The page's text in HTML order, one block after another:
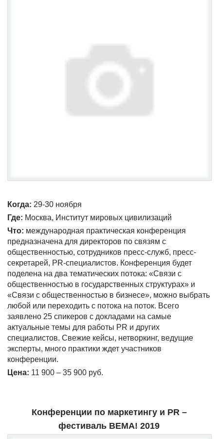
Когда: 29-30 ноября
Где: Москва, Институт мировых цивилизаций
Что: международная практическая конференция
предназначена для директоров по связям с
общественностью, сотрудников пресс-служб, пресс-
секретарей, PR-специалистов. Конференция будет
поделена на два тематических потока: «Связи с
общественностью в государственных структурах» и
«Связи с общественностью в бизнесе», можно выбрать
любой или переходить с потока на поток. Всего
заявлено 25 спикеров с докладами на самые
актуальные темы для работы PR и других
специалистов. Свежие кейсы, нетворкинг, ведущие
эксперты, много практики ждет участников
конференции.
Цена: 11 900 – 35 900 руб.
Конференции по маркетингу и PR –
фестиваль BEMA! 2019